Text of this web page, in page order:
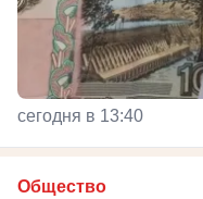
сегодня в 13:40
Общество